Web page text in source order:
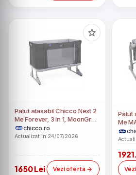
Patut atasabil Chicco Next 2
Me Forever, 3 in 1, MoonGrey
(Gri), 0luni+
chicco.ro
Actualizat in 24/07/2026
1650 Lei Vezi oferta
Patut
Me
(Gri),